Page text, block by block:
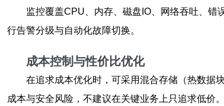
监控覆盖CPU、内存、磁盘IO、网络吞吐、错
行告警分级与自动化故障切换。
成本控制与性价比优化
在追求成本优化时，可采用混合存储（热数据
成本与安全风险，不建议在关键业务上只追求低价。